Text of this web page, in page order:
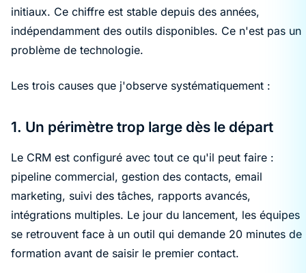
initiaux. Ce chiffre est stable depuis des années,
indépendamment des outils disponibles. Ce n'est pas un
problème de technologie.
Les trois causes que j'observe systématiquement :
1. Un périmètre trop large dès le départ
Le CRM est configuré avec tout ce qu'il peut faire :
pipeline commercial, gestion des contacts, email
marketing, suivi des tâches, rapports avancés,
intégrations multiples. Le jour du lancement, les équipes
se retrouvent face à un outil qui demande 20 minutes de
formation avant de saisir le premier contact.